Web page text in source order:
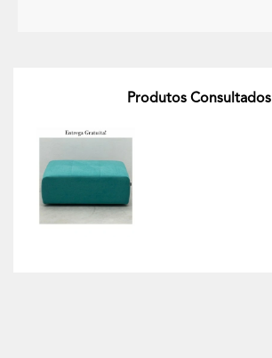
Produtos Consultados